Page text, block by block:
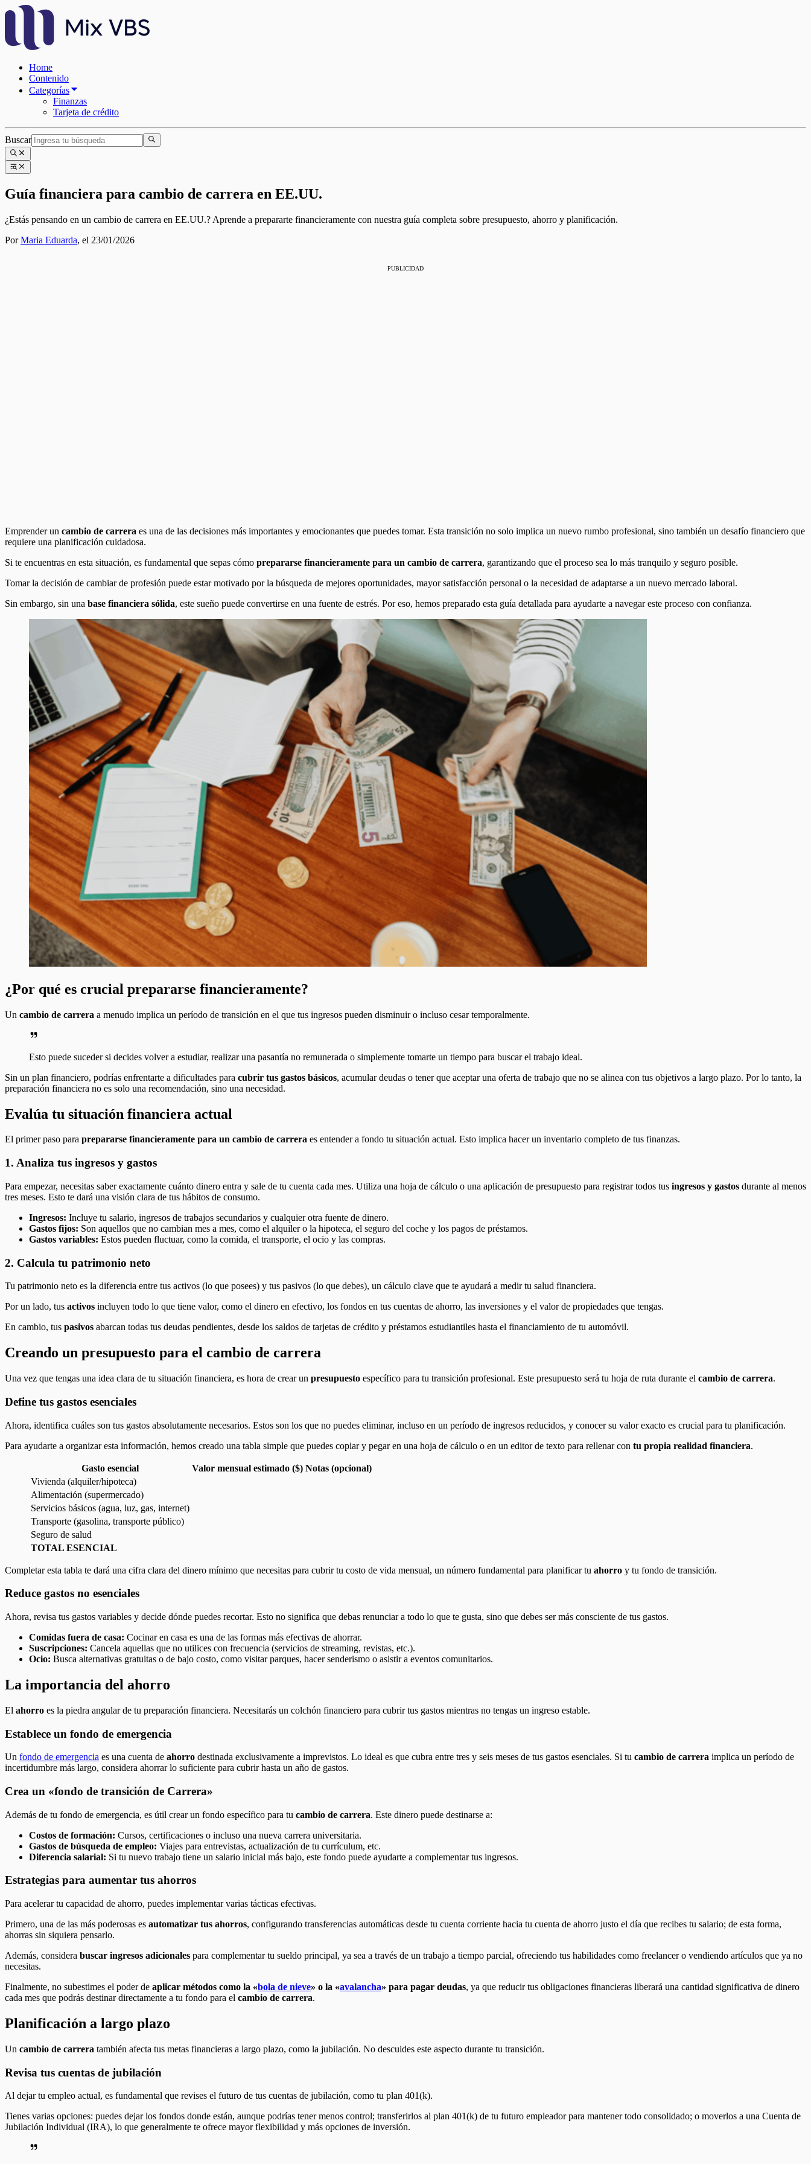
Home
Contenido
Categorías
Finanzas
Tarjeta de crédito
Buscar
Guía financiera para cambio de carrera en EE.UU.
¿Estás pensando en un cambio de carrera en EE.UU.? Aprende a prepararte financieramente con nuestra guía completa sobre presupuesto, ahorro y planificación.
PorMaria Eduarda, el 23/01/2026
PUBLICIDAD
Emprender un cambio de carrera es una de las decisiones más importantes y emocionantes que puedes tomar. Esta transición no solo implica un nuevo rumbo profesional, sino también un desafío financiero que
requiere una planificación cuidadosa.
Si te encuentras en esta situación, es fundamental que sepas cómo prepararse financieramente para un cambio de carrera, garantizando que el proceso sea lo más tranquilo y seguro posible.
Tomar la decisión de cambiar de profesión puede estar motivado por la búsqueda de mejores oportunidades, mayor satisfacción personal o la necesidad de adaptarse a un nuevo mercado laboral.
Sin embargo, sin una base financiera sólida, este sueño puede convertirse en una fuente de estrés. Por eso, hemos preparado esta guía detallada para ayudarte a navegar este proceso con confianza.
¿Por qué es crucial prepararse financieramente?
Un cambio de carrera a menudo implica un período de transición en el que tus ingresos pueden disminuir o incluso cesar temporalmente.
Esto puede suceder si decides volver a estudiar, realizar una pasantía no remunerada o simplemente tomarte un tiempo para buscar el trabajo ideal.
Sin un plan financiero, podrías enfrentarte a dificultades para cubrir tus gastos básicos, acumular deudas o tener que aceptar una oferta de trabajo que no se alinea con tus objetivos a largo plazo. Por lo tanto, la
preparación financiera no es solo una recomendación, sino una necesidad.
Evalúa tu situación financiera actual
El primer paso para prepararse financieramente para un cambio de carrera es entender a fondo tu situación actual. Esto implica hacer un inventario completo de tus finanzas.
1. Analiza tus ingresos y gastos
Para empezar, necesitas saber exactamente cuánto dinero entra y sale de tu cuenta cada mes. Utiliza una hoja de cálculo o una aplicación de presupuesto para registrar todos tus ingresos y gastos durante al menos
tres meses. Esto te dará una visión clara de tus hábitos de consumo.
Ingresos: Incluye tu salario, ingresos de trabajos secundarios y cualquier otra fuente de dinero.
Gastos fijos: Son aquellos que no cambian mes a mes, como el alquiler o la hipoteca, el seguro del coche y los pagos de préstamos.
Gastos variables: Estos pueden fluctuar, como la comida, el transporte, el ocio y las compras.
2. Calcula tu patrimonio neto
Tu patrimonio neto es la diferencia entre tus activos (lo que posees) y tus pasivos (lo que debes), un cálculo clave que te ayudará a medir tu salud financiera.
Por un lado, tus activos incluyen todo lo que tiene valor, como el dinero en efectivo, los fondos en tus cuentas de ahorro, las inversiones y el valor de propiedades que tengas.
En cambio, tus pasivos abarcan todas tus deudas pendientes, desde los saldos de tarjetas de crédito y préstamos estudiantiles hasta el financiamiento de tu automóvil.
Creando un presupuesto para el cambio de carrera
Una vez que tengas una idea clara de tu situación financiera, es hora de crear un presupuesto específico para tu transición profesional. Este presupuesto será tu hoja de ruta durante el cambio de carrera.
Define tus gastos esenciales
Ahora, identifica cuáles son tus gastos absolutamente necesarios. Estos son los que no puedes eliminar, incluso en un período de ingresos reducidos, y conocer su valor exacto es crucial para tu planificación.
Para ayudarte a organizar esta información, hemos creado una tabla simple que puedes copiar y pegar en una hoja de cálculo o en un editor de texto para rellenar con tu propia realidad financiera.
Gasto esencial Valor mensual estimado ($) Notas (opcional)
Vivienda (alquiler/hipoteca)
Alimentación (supermercado)
Servicios básicos (agua, luz, gas, internet)
Transporte (gasolina, transporte público)
Seguro de salud
TOTAL ESENCIAL
Completar esta tabla te dará una cifra clara del dinero mínimo que necesitas para cubrir tu costo de vida mensual, un número fundamental para planificar tu ahorro y tu fondo de transición.
Reduce gastos no esenciales
Ahora, revisa tus gastos variables y decide dónde puedes recortar. Esto no significa que debas renunciar a todo lo que te gusta, sino que debes ser más consciente de tus gastos.
Comidas fuera de casa: Cocinar en casa es una de las formas más efectivas de ahorrar.
Suscripciones: Cancela aquellas que no utilices con frecuencia (servicios de streaming, revistas, etc.).
Ocio: Busca alternativas gratuitas o de bajo costo, como visitar parques, hacer senderismo o asistir a eventos comunitarios.
La importancia del ahorro
El ahorro es la piedra angular de tu preparación financiera. Necesitarás un colchón financiero para cubrir tus gastos mientras no tengas un ingreso estable.
Establece un fondo de emergencia
Un fondo de emergencia es una cuenta de ahorro destinada exclusivamente a imprevistos. Lo ideal es que cubra entre tres y seis meses de tus gastos esenciales. Si tu cambio de carrera implica un período de
incertidumbre más largo, considera ahorrar lo suficiente para cubrir hasta un año de gastos.
Crea un «fondo de transición de Carrera»
Además de tu fondo de emergencia, es útil crear un fondo específico para tu cambio de carrera. Este dinero puede destinarse a:
Costos de formación: Cursos, certificaciones o incluso una nueva carrera universitaria.
Gastos de búsqueda de empleo: Viajes para entrevistas, actualización de tu currículum, etc.
Diferencia salarial: Si tu nuevo trabajo tiene un salario inicial más bajo, este fondo puede ayudarte a complementar tus ingresos.
Estrategias para aumentar tus ahorros
Para acelerar tu capacidad de ahorro, puedes implementar varias tácticas efectivas.
Primero, una de las más poderosas es automatizar tus ahorros, configurando transferencias automáticas desde tu cuenta corriente hacia tu cuenta de ahorro justo el día que recibes tu salario; de esta forma,
ahorras sin siquiera pensarlo.
Además, considera buscar ingresos adicionales para complementar tu sueldo principal, ya sea a través de un trabajo a tiempo parcial, ofreciendo tus habilidades como freelancer o vendiendo artículos que ya no
necesitas.
Finalmente, no subestimes el poder de aplicar métodos como la «bola de nieve» o la «avalancha» para pagar deudas, ya que reducir tus obligaciones financieras liberará una cantidad significativa de dinero
cada mes que podrás destinar directamente a tu fondo para el cambio de carrera.
Planificación a largo plazo
Un cambio de carrera también afecta tus metas financieras a largo plazo, como la jubilación. No descuides este aspecto durante tu transición.
Revisa tus cuentas de jubilación
Al dejar tu empleo actual, es fundamental que revises el futuro de tus cuentas de jubilación, como tu plan 401(k).
Tienes varias opciones: puedes dejar los fondos donde están, aunque podrías tener menos control; transferirlos al plan 401(k) de tu futuro empleador para mantener todo consolidado; o moverlos a una Cuenta de
Jubilación Individual (IRA), lo que generalmente te ofrece mayor flexibilidad y más opciones de inversión.